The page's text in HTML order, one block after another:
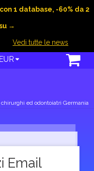
1 database, -60% da 2
→
Vedi tutte le news
ed odontoiatri Germania
Email